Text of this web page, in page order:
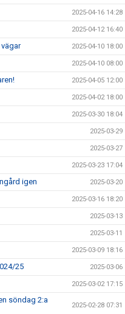
2025-04-16 14:28
2025-04-12 16:40
2025-04-10 18:00
2025-04-10 08:00
2025-04-05 12:00
2025-04-02 18:00
2025-03-30 18:04
2025-03-29
2025-03-27
2025-03-23 17:04
igen 2025-03-20
2025-03-16 18:20
2025-03-13
2025-03-11
2025-03-09 18:16
25 2025-03-06
2025-03-02 17:15
söndag 2:a
2025-02-28 07:31